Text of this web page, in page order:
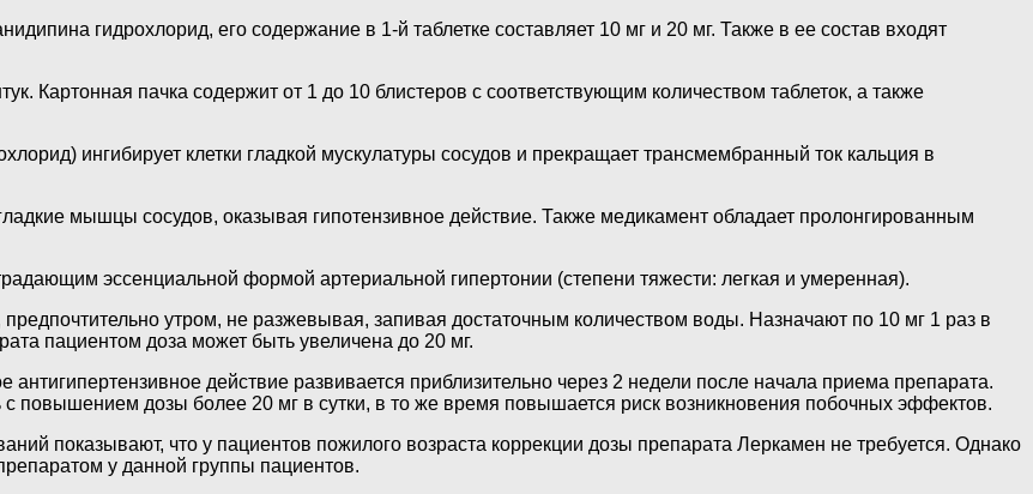
гидрохлорид, его содержание в 1-й таблетке составляет 10 мг и 20 мг. Также в ее состав входят
Картонная пачка содержит от 1 до 10 блистеров с соответствующим количеством таблеток, а также
ингибирует клетки гладкой мускулатуры сосудов и прекращает трансмембранный ток кальция в
мышцы сосудов, оказывая гипотензивное действие. Также медикамент обладает пролонгированным
эссенциальной формой артериальной гипертонии (степени тяжести: легкая и умеренная).
утром, не разжевывая, запивая достаточным количеством воды. Назначают по 10 мг 1 раз в
пациентом доза может быть увеличена до 20 мг.
действие развивается приблизительно через 2 недели после начала приема препарата.
с повышением дозы более 20 мг в сутки, в то же время повышается риск возникновения побочных эффектов.
показывают, что у пациентов пожилого возраста коррекции дозы препарата Леркамен не требуется. Однако
у данной группы пациентов.